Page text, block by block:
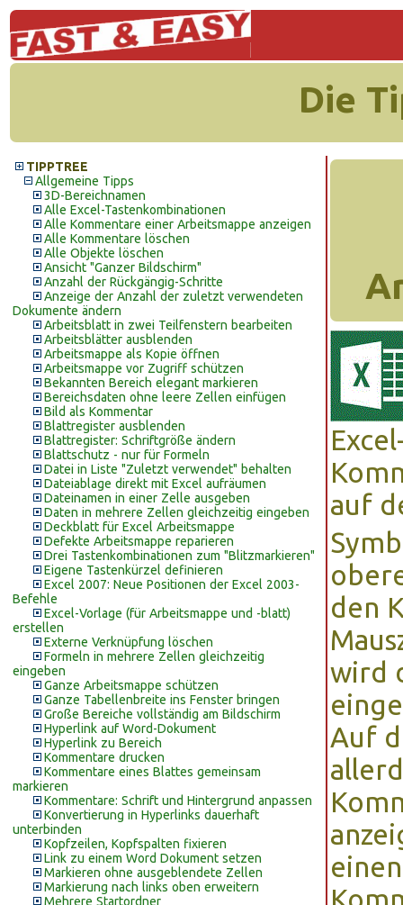
Die
TIPPTREE
Allgemeine Tipps
3D-Bereichnamen
Alle Excel-Tastenkombinationen
Alle Kommentare einer Arbeitsmappe anzeigen
Alle Kommentare löschen
Alle Objekte löschen
Ansicht "Ganzer Bildschirm"
Anzahl der Rückgängig-Schritte
Anzeige der Anzahl der zuletzt verwendeten
Dokumente ändern
Arbeitsblatt in zwei Teilfenstern bearbeiten
Arbeitsblätter ausblenden
Arbeitsmappe als Kopie öffnen
Arbeitsmappe vor Zugriff schützen
Bekannten Bereich elegant markieren
Bereichsdaten ohne leere Zellen einfügen
Bild als Kommentar
Blattregister ausblenden
Blattregister: Schriftgröße ändern
Blattschutz - nur für Formeln
Datei in Liste "Zuletzt verwendet" behalten
Dateiablage direkt mit Excel aufräumen
Dateinamen in einer Zelle ausgeben
Daten in mehrere Zellen gleichzeitig eingeben
Deckblatt für Excel Arbeitsmappe
Defekte Arbeitsmappe reparieren
Drei Tastenkombinationen zum "Blitzmarkieren"
Eigene Tastenkürzel definieren
Excel 2007: Neue Positionen der Excel 2003-
Befehle
Excel-Vorlage (für Arbeitsmappe und -blatt)
erstellen
Externe Verknüpfung löschen
Formeln in mehrere Zellen gleichzeitig
eingeben
Ganze Arbeitsmappe schützen
Ganze Tabellenbreite ins Fenster bringen
Große Bereiche vollständig am Bildschirm
Hyperlink auf Word-Dokument
Hyperlink zu Bereich
Kommentare drucken
Kommentare eines Blattes gemeinsam
markieren
Kommentare: Schrift und Hintergrund anpassen
Konvertierung in Hyperlinks dauerhaft
unterbinden
Kopfzeilen, Kopfspalten fixieren
Link zu einem Word Dokument setzen
Markieren ohne ausgeblendete Zellen
Markierung nach links oben erweitern
Mehrere Startordner
auf
den
wird
Auf